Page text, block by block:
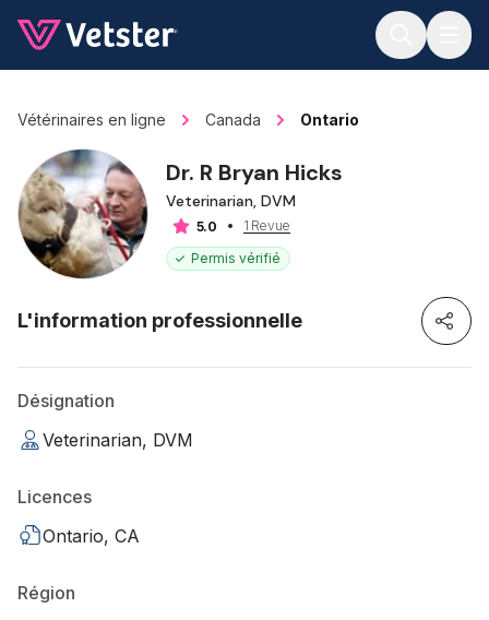
Vétérinaires en ligne Canada Ontario
Dr. R Bryan Hicks
Veterinarian, DVM
5.0
1 Revue
Permis vérifié
L'information professionnelle
Désignation
Veterinarian, DVM
Licences
Ontario, CA
Région